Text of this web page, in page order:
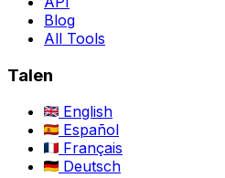
Blog
All Tools
Talen
English
Español
Français
Deutsch